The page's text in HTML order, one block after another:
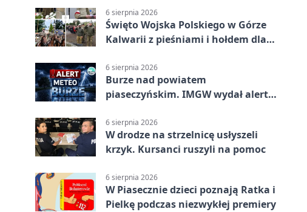
6 sierpnia 2026
Święto Wojska Polskiego w Górze
Kalwarii z pieśniami i hołdem dla
6 sierpnia 2026
Burze nad powiatem
piaseczyńskim. IMGW wydał alert
6 sierpnia 2026
W drodze na strzelnicę usłyszeli
krzyk. Kursanci ruszyli na pomoc
6 sierpnia 2026
W Piasecznie dzieci poznają Ratka i
Pielkę podczas niezwykłej premiery